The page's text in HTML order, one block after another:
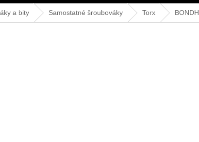
a bity Samostatné šroubováky Torx